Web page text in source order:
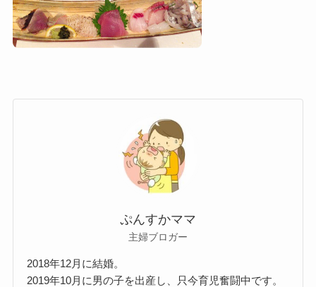
ぷんすかママ
主婦ブロガー
2018年12月に結婚。
2019年10月に男の子を出産し、只今育児奮闘中です。